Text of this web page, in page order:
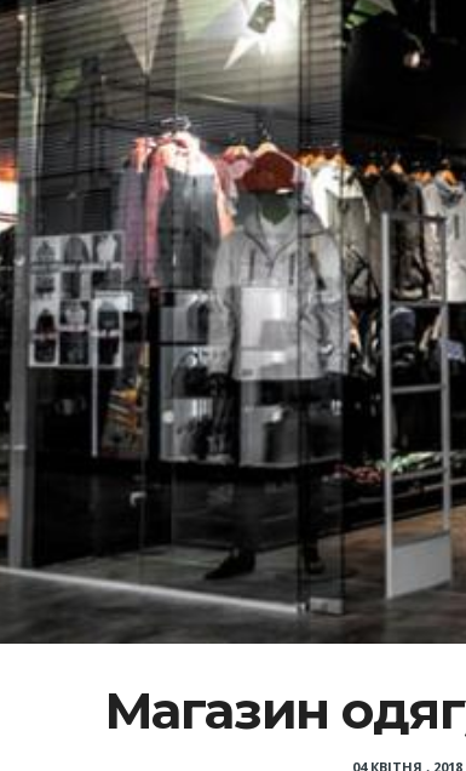
Магазин
04 КВІТНЯ , 2018